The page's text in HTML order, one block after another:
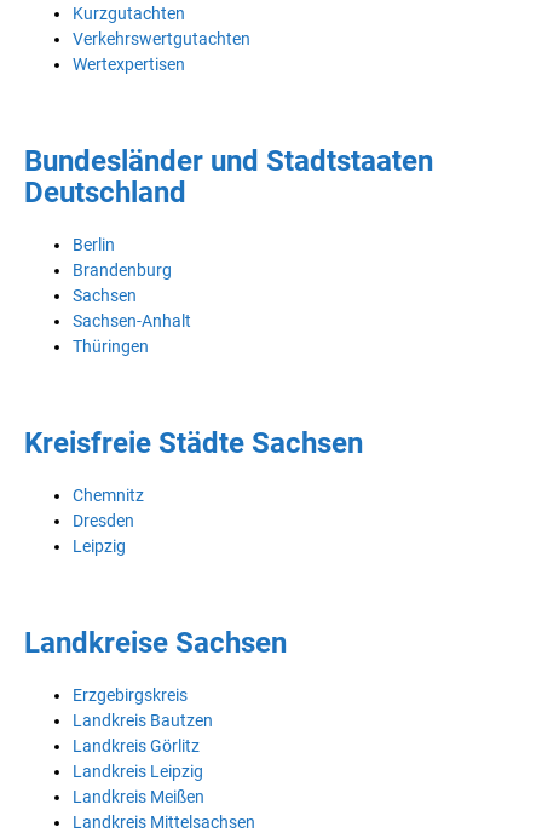
Kurzgutachten
Verkehrswertgutachten
Wertexpertisen
Bundesländer und Stadtstaaten
Deutschland
Berlin
Brandenburg
Sachsen
Sachsen-Anhalt
Thüringen
Kreisfreie Städte Sachsen
Chemnitz
Dresden
Leipzig
Landkreise Sachsen
Erzgebirgskreis
Landkreis Bautzen
Landkreis Görlitz
Landkreis Leipzig
Landkreis Meißen
Landkreis Mittelsachsen